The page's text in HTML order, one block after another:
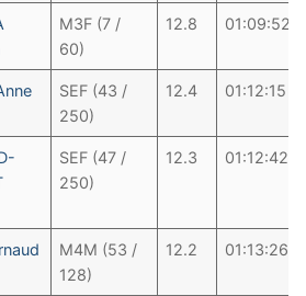
M3F (7 /
60)
12.8 01:09:52
SEF (43 /
250)
12.4 01:12:15
SEF (47 /
250)
12.3 01:12:42
M4M (53 /
128)
12.2 01:13:26